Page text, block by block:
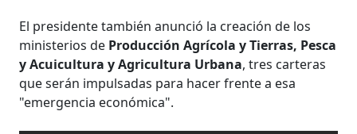
El presidente también anunció la creación de los
ministerios de Producción Agrícola y Tierras, Pesca
y Acuicultura y Agricultura Urbana, tres carteras
que serán impulsadas para hacer frente a esa
"emergencia económica".